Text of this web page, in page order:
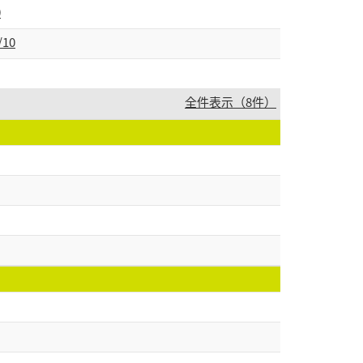
全件表示（8件）